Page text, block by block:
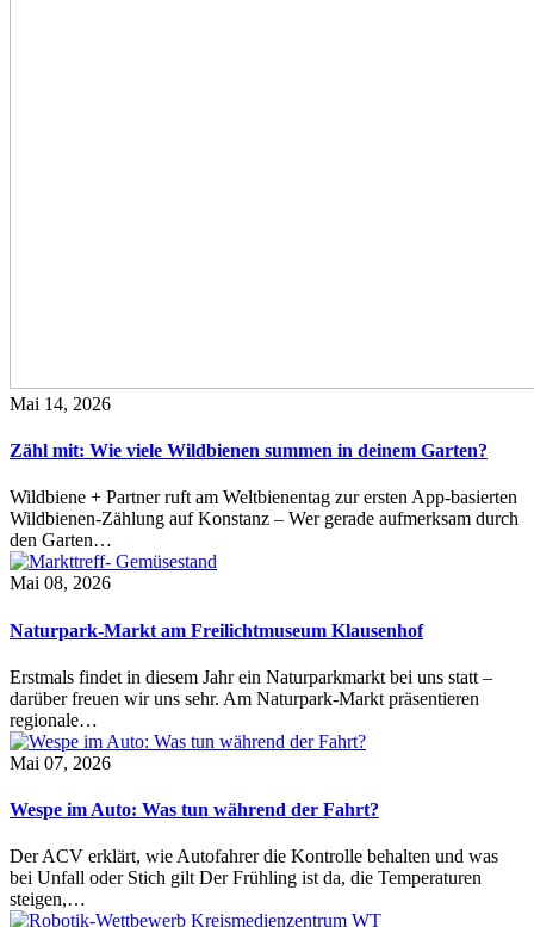
Mai 14, 2026
Zähl mit: Wie viele Wildbienen summen in deinem Garten?
Wildbiene + Partner ruft am Weltbienentag zur ersten App-basierten
Wildbienen-Zählung auf Konstanz – Wer gerade aufmerksam durch
den Garten…
Mai 08, 2026
Naturpark-Markt am Freilichtmuseum Klausenhof
Erstmals findet in diesem Jahr ein Naturparkmarkt bei uns statt –
darüber freuen wir uns sehr. Am Naturpark-Markt präsentieren
regionale…
Mai 07, 2026
Wespe im Auto: Was tun während der Fahrt?
Der ACV erklärt, wie Autofahrer die Kontrolle behalten und was
bei Unfall oder Stich gilt Der Frühling ist da, die Temperaturen
steigen,…